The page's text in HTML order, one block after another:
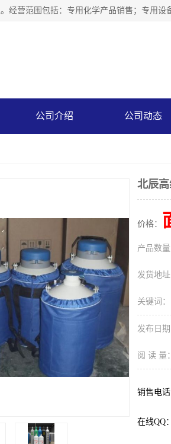
公司介绍 公司动态
北辰
价格：
产品数量
发货地址
关键词：
发布日期
阅 读 量：
销售电话
在线QQ：